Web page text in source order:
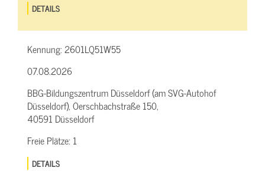
DETAILS
Kennung:2601LQ51W55
07.08.2026
BBG-Bildungszentrum Düsseldorf (am SVG-Autohof
Düsseldorf), Oerschbachstraße 150,
40591 Düsseldorf
Freie Plätze: 1
DETAILS